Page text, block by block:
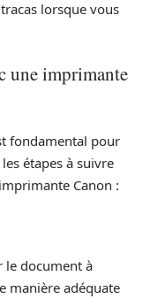
lorsque vous
une imprimante
fondamental pour
étapes à suivre
Canon :
le document à
manière adéquate